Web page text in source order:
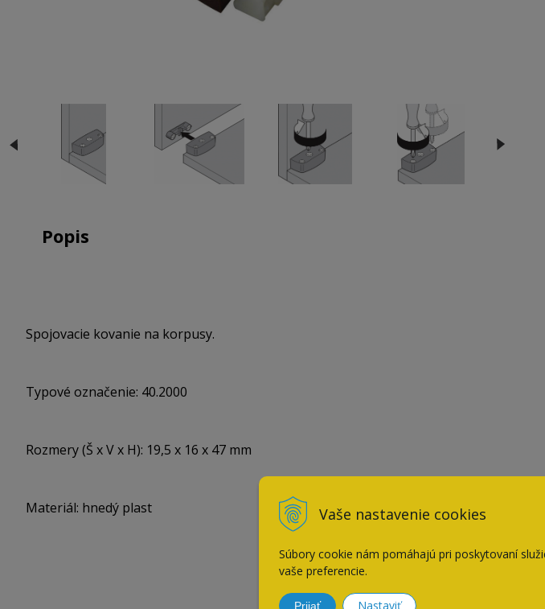
Vaše nastavenie cookies
Súbory cookie nám pomáhajú pri poskytovaní
vaše preferencie.
Prijať Nastaviť
Popis
Spojovacie kovanie na korpusy.
Typové označenie: 40.2000
Rozmery (Š x V x H): 19,5 x 16 x 47 mm
Materiál: hnedý plast